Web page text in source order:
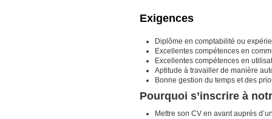
Exigences
Diplôme en comptabilité ou
Excellentes compétences en
Excellentes compétences en
Aptitude à travailler de manière
Bonne gestion du temps et des
Pourquoi s’inscrire à
Mettre son CV en avant auprès